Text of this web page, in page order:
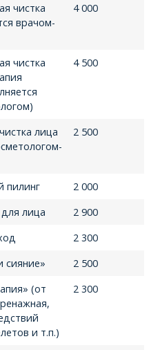
чистка
врачом-
4 000
чистка
4 500
лица
2 500
пилинг
2 000
лица
2 900
2 300
сияние»
2 500
(от
и т.п.)
2 300